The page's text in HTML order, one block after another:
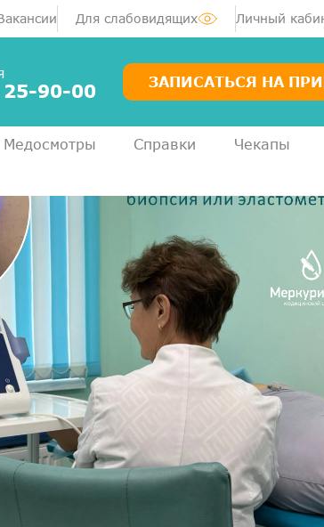
Для слабовидящих Личный
90-00 ЗАПИСАТЬСЯ НА
Медосмотры Справки Чекапы